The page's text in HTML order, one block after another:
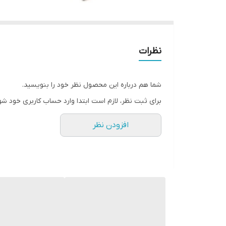
نظرات
شما هم درباره این محصول نظر خود را بنویسید.
برای ثبت نظر، لازم است ابتدا وارد حساب کاربری خود
افزودن نظر